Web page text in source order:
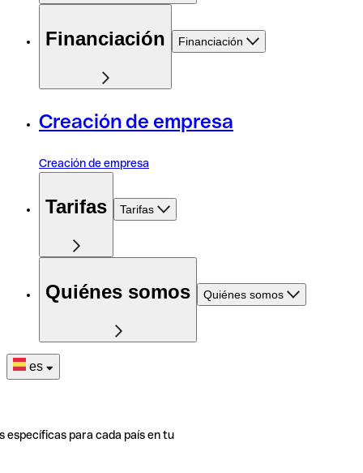
Financiación Financiación
Creación de empresa
Creación de empresa
Tarifas Tarifas
Quiénes somos Quiénes somos
es
específicas para cada país en tu